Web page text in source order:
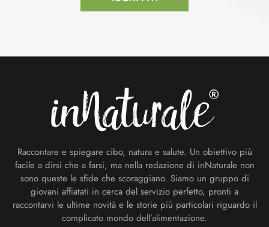
Raccontare e spiegare cibo, natura e salute. Un obiettivo più
facile a dirsi che a farsi, ma nella redazione di inNaturale non
sono queste le sfide che scoraggiano. Siamo un gruppo di
giovani affiatati in cerca del servizio perfetto, pronti a
raccontarvi le ultime novità e le storie più particolari riguardo il
complicato mondo dell’alimentazione.